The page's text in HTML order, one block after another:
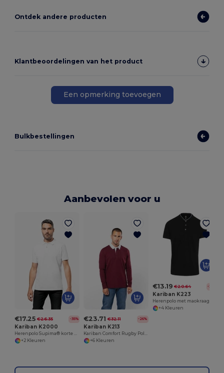
Ontdek andere producten
Klantbeoordelingen van het product
Een opmerking toevoegen
Bulkbestellingen
Aanbevolen voor u
€17.25 €26.35 -35%
Kariban K2000
+2 Kleuren
€23.71 €32.11 -26%
Kariban K213
+6 Kleuren
€13.19 €20.64 -36%
Kariban K223
+4 Kleuren